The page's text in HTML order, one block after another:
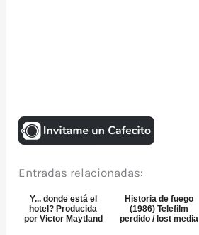
Entradas relacionadas:
Y... donde está el
hotel? Producida
por Victor Maytland
Historia de fuego
(1986) Telefilm
perdido / lost media